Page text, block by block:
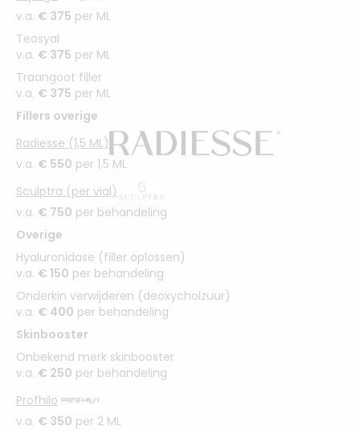
v.a. € 375 per ML
Teosyal
v.a. € 375 per ML
Traangoot filler
v.a. € 375 per ML
Fillers overige
Radiesse (1,5 ML)
v.a. € 550 per 1,5 ML
Sculptra (per vial)
v.a. € 750 per behandeling
Overige
Hyaluronidase (filler oplossen)
v.a. € 150 per behandeling
Onderkin verwijderen (deoxycholzuur)
v.a. € 400 per behandeling
Skinbooster
Onbekend merk skinbooster
v.a. € 250 per behandeling
Profhilo
v.a. € 350 per 2 ML